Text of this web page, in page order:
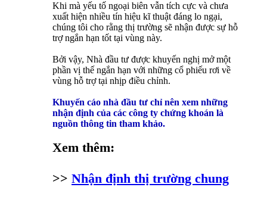
Khi mà yếu tố ngoại biên vẫn tích cực và chưa
xuất hiện nhiều tín hiệu kĩ thuật đáng lo ngại,
chúng tôi cho rằng thị trường sẽ nhận được sự hỗ
trợ ngắn hạn tốt tại vùng này.
Bởi vậy, Nhà đầu tư được khuyến nghị mở một
phần vị thế ngắn hạn với những cổ phiếu rơi về
vùng hỗ trợ tại nhịp điều chỉnh.
Khuyến cáo nhà đầu tư chỉ nên xem những
nhận định của các công ty chứng khoán là
nguồn thông tin tham khảo.
Xem thêm:
>> Nhận định thị trường chung